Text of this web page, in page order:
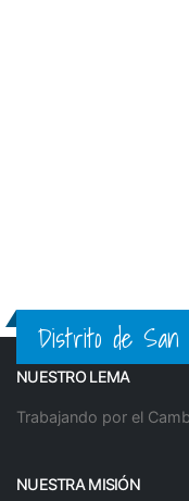
Distrito de San
NUESTRO LEMA
Trabajando por el
NUESTRA MISIÓN